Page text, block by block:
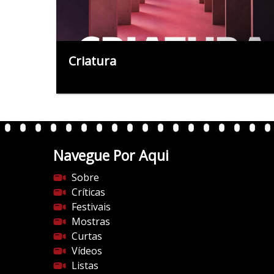
Criatura
Navegue Por Aqui
Sobre
Críticas
Festivais
Mostras
Curtas
Vídeos
Listas